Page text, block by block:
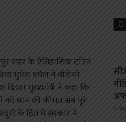
शहर के ऐतिहासिक टाॅउन
भुपेश बघेल ने वीडियो
मुख्यमंत्री ने कहा कि
को धान की कीमत अब पूरे
के हित में सरकार ने